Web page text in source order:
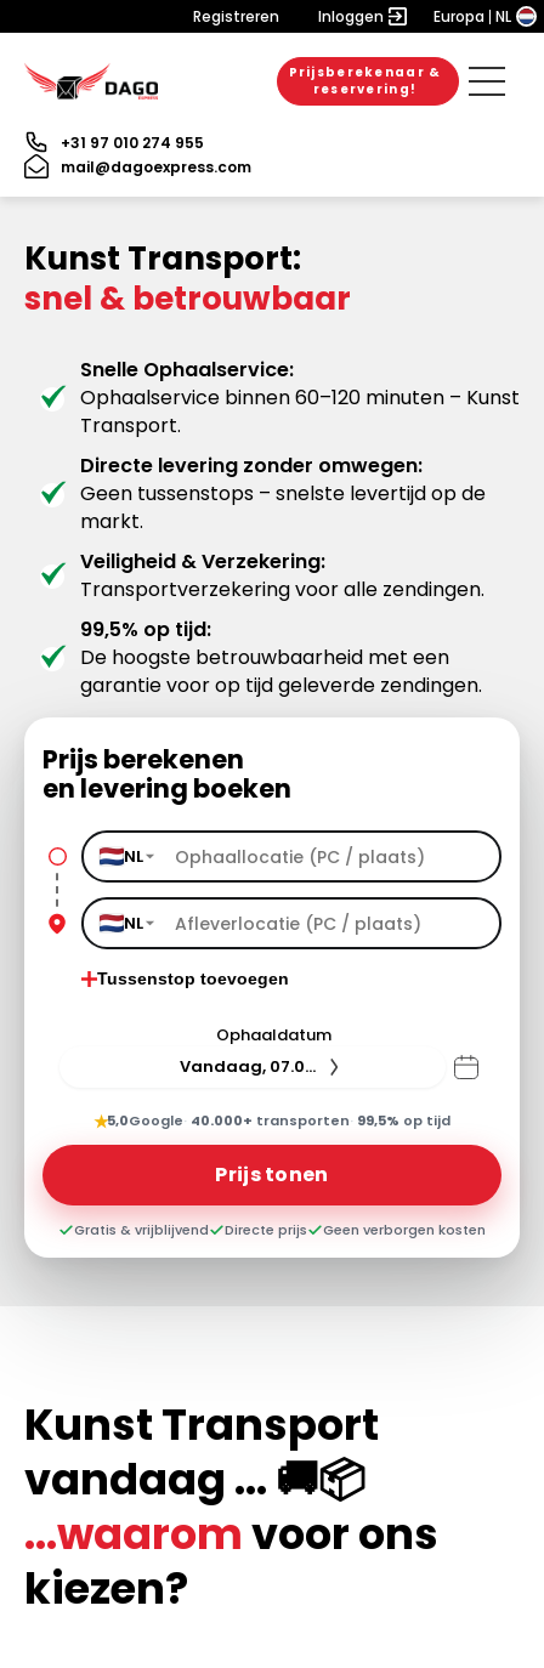
Registreren Inloggen Europa NL
Prijsberekenaar &
reservering!
+31 97 010 274 955
mail@dagoexpress.com
Kunst Transport:
snel & betrouwbaar
Snelle Ophaalservice:
Ophaalservice binnen 60–120 minuten – Kunst
Transport.
Directe levering zonder omwegen:
Geen tussenstops – snelste levertijd op de
markt.
Veiligheid & Verzekering:
Transportverzekering voor alle zendingen.
99,5% op tijd:
De hoogste betrouwbaarheid met een
garantie voor op tijd geleverde zendingen.
Prijs berekenen
en levering boeken
NL
NL
Tussenstop toevoegen
Ophaaldatum
Vandaag, 07.08.26
★5,0Google· 40.000+ transporten· 99,5% op tijd
Prijs tonen
Gratis & vrijblijvend Directe prijs Geen verborgen kosten
Kunst Transport
vandaag ... 🚚📦
...waaromvoor ons
kiezen?